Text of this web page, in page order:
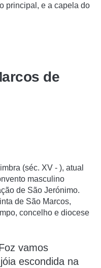
principal, e a capela do
de
(séc. XV - ), atual
masculino
de São Jerónimo.
de São Marcos,
concelho e diocese
vamos
escondida na